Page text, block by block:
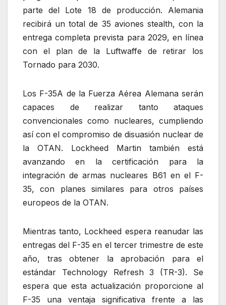
parte del Lote 18 de producción. Alemania
recibirá un total de 35 aviones stealth, con la
entrega completa prevista para 2029, en línea
con el plan de la Luftwaffe de retirar los
Tornado para 2030.
Los F-35A de la Fuerza Aérea Alemana serán
capaces de realizar tanto ataques
convencionales como nucleares, cumpliendo
así con el compromiso de disuasión nuclear de
la OTAN. Lockheed Martin también está
avanzando en la certificación para la
integración de armas nucleares B61 en el F-
35, con planes similares para otros países
europeos de la OTAN.
Mientras tanto, Lockheed espera reanudar las
entregas del F-35 en el tercer trimestre de este
año, tras obtener la aprobación para el
estándar Technology Refresh 3 (TR-3). Se
espera que esta actualización proporcione al
F-35 una ventaja significativa frente a las